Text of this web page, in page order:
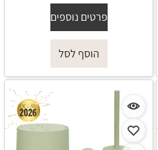
פרטים נוספים
הוסף לסל